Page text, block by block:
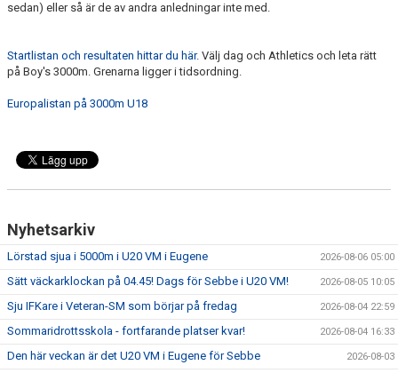
sedan) eller så är de av andra anledningar inte med.
Startlistan och resultaten hittar du här. Välj dag och Athletics och leta rätt
på Boy's 3000m. Grenarna ligger i tidsordning.
Europalistan på 3000m U18
Nyhetsarkiv
Lörstad sjua i 5000m i U20 VM i Eugene 2026-08-06 05:00
Sätt väckarklockan på 04.45! Dags för Sebbe i U20 VM! 2026-08-05 10:05
Sju IFKare i Veteran-SM som börjar på fredag 2026-08-04 22:59
Sommaridrottsskola - fortfarande platser kvar! 2026-08-04 16:33
Den här veckan är det U20 VM i Eugene för Sebbe 2026-08-03